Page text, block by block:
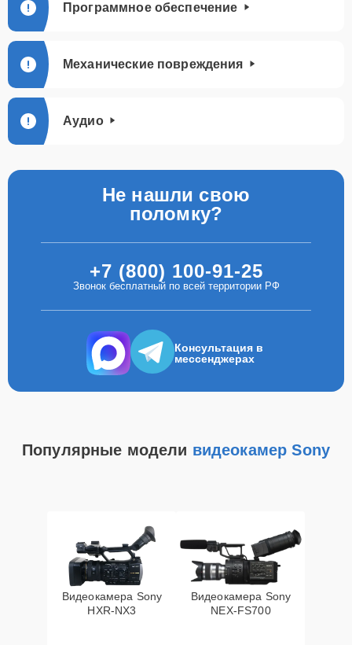
Программное обеспечение
Механические повреждения
Аудио
Не нашли свою
поломку?
+7 (800) 100-91-25
Звонок бесплатный по всей территории РФ
Консультация в
мессенджерах
Популярные модели видеокамер Sony
Видеокамера Sony
HXR‑NX3
Видеокамера Sony
NEX‑FS700